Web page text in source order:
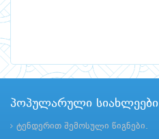
პოპულარული სიახლეები
ტენდერით შემოსული წიგნები.